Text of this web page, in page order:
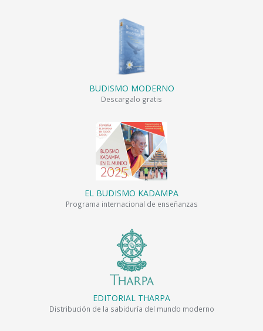
BUDISMO MODERNO
Descargalo gratis
EL BUDISMO KADAMPA
Programa internacional de enseñanzas
EDITORIAL THARPA
Distribución de la sabiduría del mundo moderno